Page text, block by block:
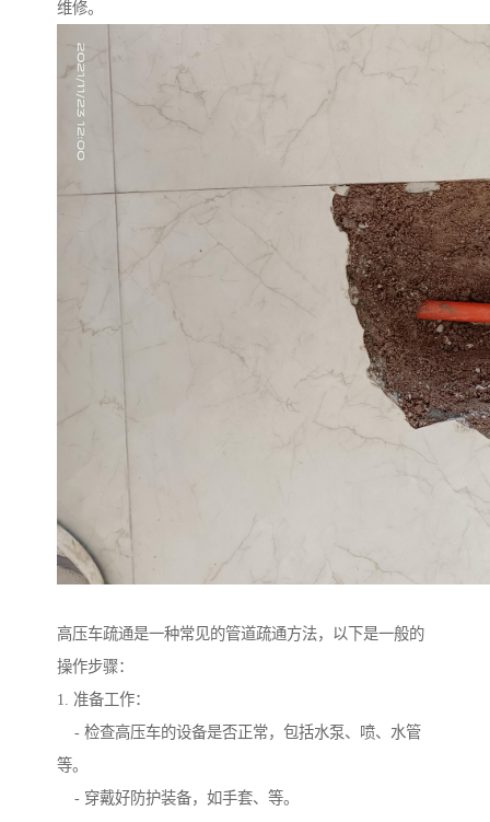
维修。
高压车疏通是一种常见的管道疏通方法，以下是一般的
操作步骤：
1. 准备工作：
- 检查高压车的设备是否正常，包括水泵、喷、水管
等。
- 穿戴好防护装备，如手套、等。